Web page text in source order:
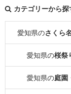
カテゴリーから探
愛知県のさくら
愛知県の桜祭
愛知県の庭園